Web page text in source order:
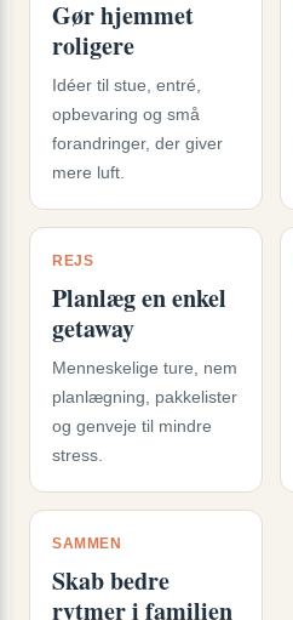
Gør hjemmet
roligere
Idéer til stue, entré,
opbevaring og små
forandringer, der giver
mere luft.
REJS
Planlæg en enkel
getaway
Menneskelige ture, nem
planlægning, pakkelister
og genveje til mindre
stress.
SAMMEN
Skab bedre
rytmer i familien